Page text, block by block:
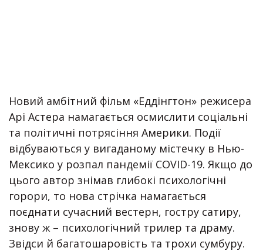
Новий амбітний фільм «Еддінгтон» режисера
Арі Астера намагається осмислити соціальні
та політичні потрясіння Америки. Події
відбуваються у вигаданому містечку в Нью-
Мексико у розпал пандемії COVID-19. Якщо до
цього автор знімав глибокі психологічні
горори, то нова стрічка намагається
поєднати сучасний вестерн, гостру сатиру,
знову ж – психологічний трилер та драму.
Звідси й багатошаровість та трохи сумбуру.